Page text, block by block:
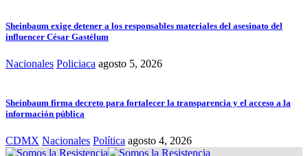
Sheinbaum exige detener a los responsables materiales del asesinato del
influencer César Gastélum
Nacionales Policiaca agosto 5, 2026
Sheinbaum firma decreto para fortalecer la transparencia y el acceso a la
información pública
CDMX Nacionales Política agosto 4, 2026